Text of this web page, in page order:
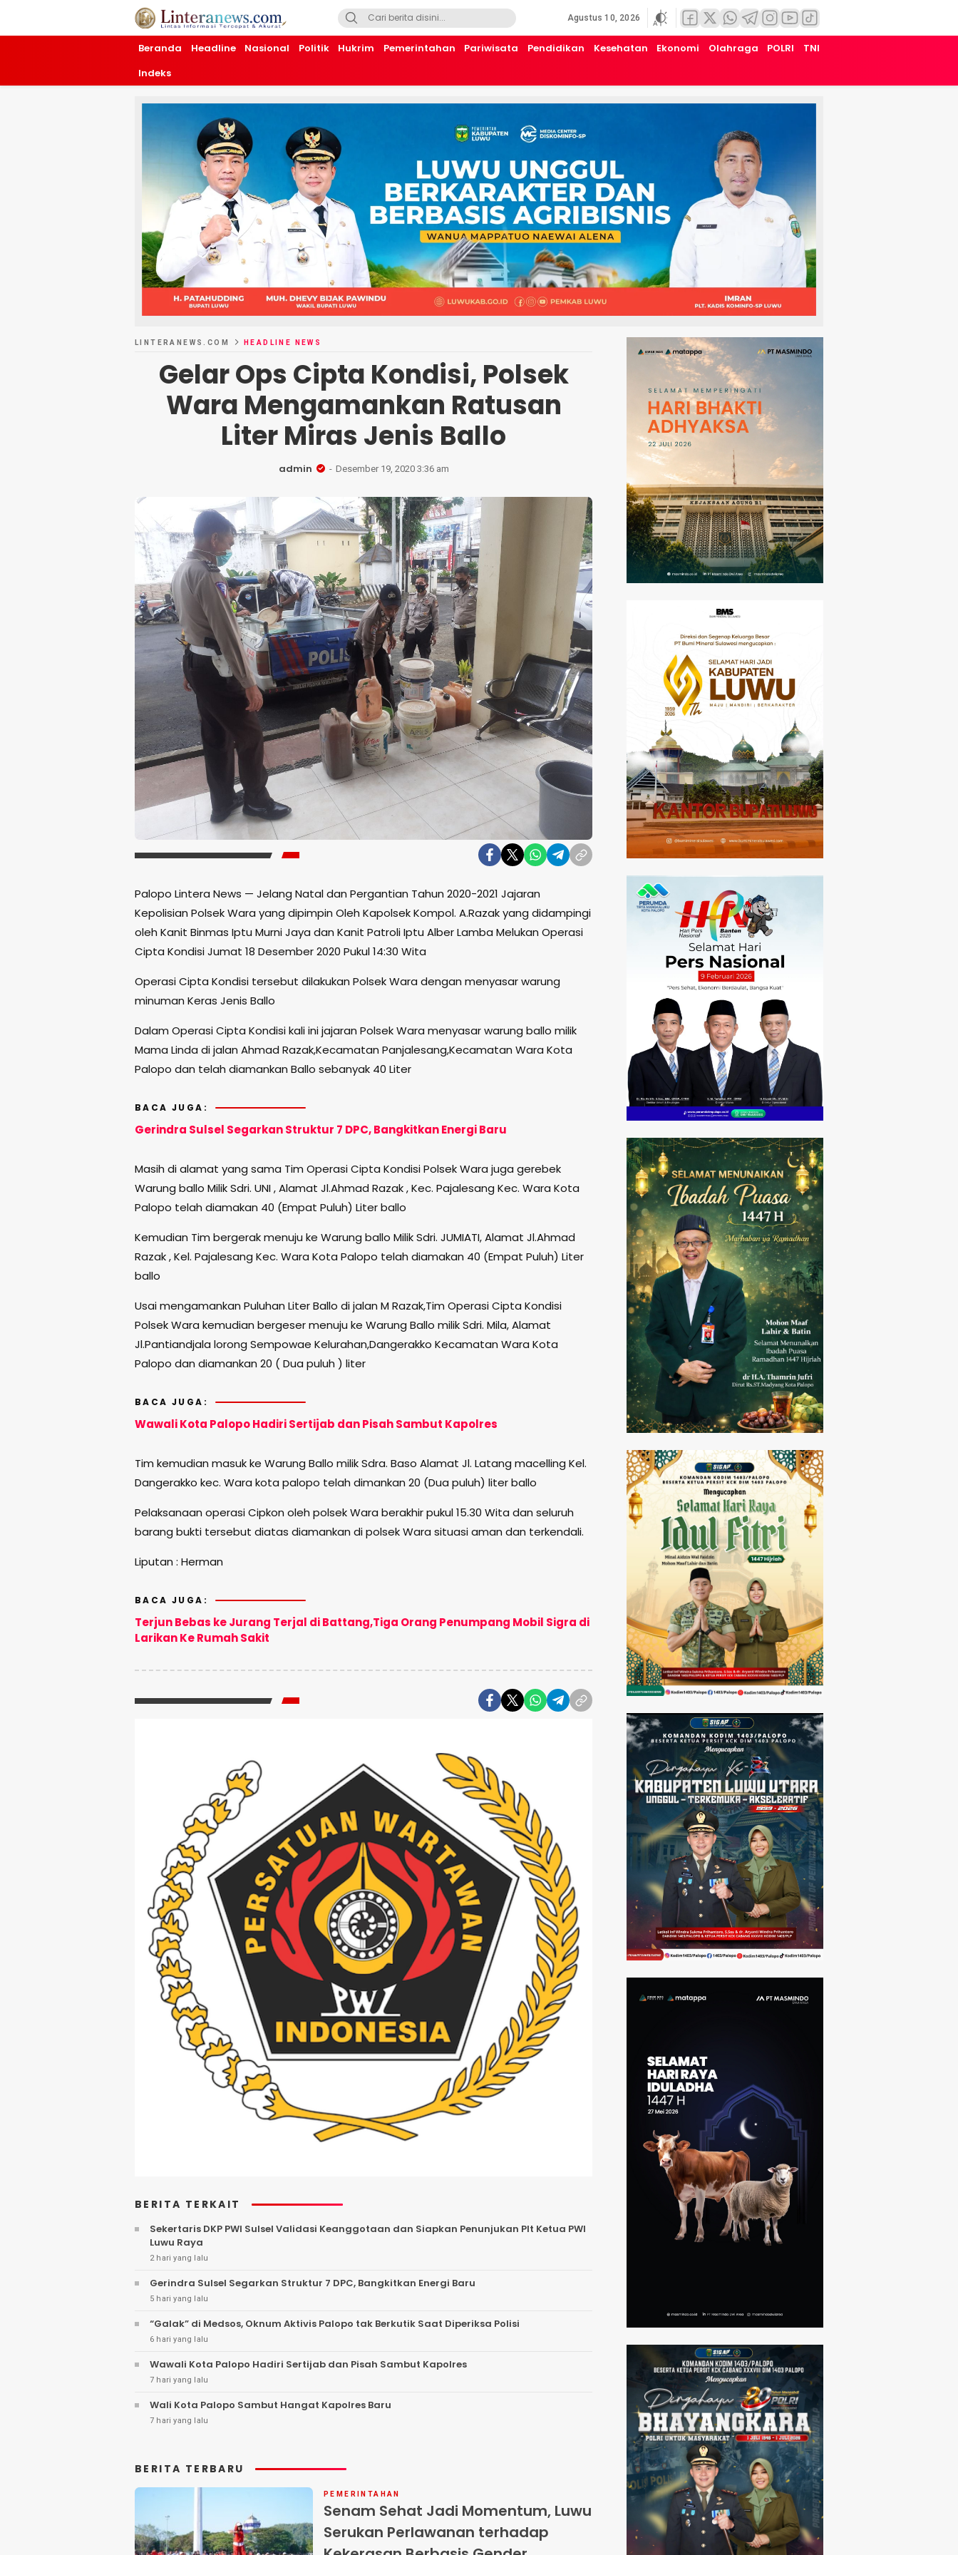
Linteranews.com
Lintas Informasi Tercepat dan Akurat
Agustus 10, 2026
Beranda Headline Nasional Politik Hukrim Pemerintahan Pariwisata Pendidikan Kesehatan Ekonomi Olahraga POLRI
TNI
Indeks
LINTERANEWS.COM HEADLINE NEWS
Gelar Ops Cipta Kondisi, Polsek
Wara Mengamankan Ratusan
Liter Miras Jenis Ballo
admin Desember 19, 2020 3:36 am
Palopo Lintera News — Jelang Natal dan Pergantian Tahun 2020-2021 Jajaran
Kepolisian Polsek Wara yang dipimpin Oleh Kapolsek Kompol. A.Razak yang didampingi
oleh Kanit Binmas Iptu Murni Jaya dan Kanit Patroli Iptu Alber Lamba Melukan Operasi
Cipta Kondisi Jumat 18 Desember 2020 Pukul 14:30 Wita
Operasi Cipta Kondisi tersebut dilakukan Polsek Wara dengan menyasar warung
minuman Keras Jenis Ballo
Dalam Operasi Cipta Kondisi kali ini jajaran Polsek Wara menyasar warung ballo milik
Mama Linda di jalan Ahmad Razak,Kecamatan Panjalesang,Kecamatan Wara Kota
Palopo dan telah diamankan Ballo sebanyak 40 Liter
BACA JUGA:
Gerindra Sulsel Segarkan Struktur 7 DPC, Bangkitkan Energi Baru
Masih di alamat yang sama Tim Operasi Cipta Kondisi Polsek Wara juga gerebek
Warung ballo Milik Sdri. UNI , Alamat Jl.Ahmad Razak , Kec. Pajalesang Kec. Wara Kota
Palopo telah diamakan 40 (Empat Puluh) Liter ballo
Kemudian Tim bergerak menuju ke Warung ballo Milik Sdri. JUMIATI, Alamat Jl.Ahmad
Razak , Kel. Pajalesang Kec. Wara Kota Palopo telah diamakan 40 (Empat Puluh) Liter
ballo
Usai mengamankan Puluhan Liter Ballo di jalan M Razak,Tim Operasi Cipta Kondisi
Polsek Wara kemudian bergeser menuju ke Warung Ballo milik Sdri. Mila, Alamat
Jl.Pantiandjala lorong Sempowae Kelurahan,Dangerakko Kecamatan Wara Kota
Palopo dan diamankan 20 ( Dua puluh ) liter
BACA JUGA:
Wawali Kota Palopo Hadiri Sertijab dan Pisah Sambut Kapolres
Tim kemudian masuk ke Warung Ballo milik Sdra. Baso Alamat Jl. Latang macelling Kel.
Dangerakko kec. Wara kota palopo telah dimankan 20 (Dua puluh) liter ballo
Pelaksanaan operasi Cipkon oleh polsek Wara berakhir pukul 15.30 Wita dan seluruh
barang bukti tersebut diatas diamankan di polsek Wara situasi aman dan terkendali.
Liputan : Herman
BACA JUGA:
Terjun Bebas ke Jurang Terjal di Battang,Tiga Orang Penumpang Mobil Sigra di
Larikan Ke Rumah Sakit
BERITA TERKAIT
Sekertaris DKP PWI Sulsel Validasi Keanggotaan dan Siapkan Penunjukan Plt Ketua PWI
Luwu Raya
2 hari yang lalu
Gerindra Sulsel Segarkan Struktur 7 DPC, Bangkitkan Energi Baru
5 hari yang lalu
“Galak” di Medsos, Oknum Aktivis Palopo tak Berkutik Saat Diperiksa Polisi
6 hari yang lalu
Wawali Kota Palopo Hadiri Sertijab dan Pisah Sambut Kapolres
7 hari yang lalu
Wali Kota Palopo Sambut Hangat Kapolres Baru
7 hari yang lalu
BERITA TERBARU
PEMERINTAHAN
Senam Sehat Jadi Momentum, Luwu
Serukan Perlawanan terhadap